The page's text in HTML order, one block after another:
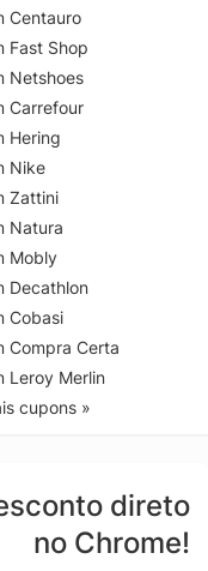
Centauro
Fast Shop
Netshoes
Carrefour
Hering
Nike
Zattini
Natura
Mobly
Decathlon
Cobasi
Compra Certa
Leroy Merlin
cupons »
direto
no Chrome!